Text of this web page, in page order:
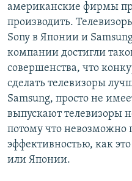
американские фирмы
производить.
Sony в Японии и
компании достигли
совершенства, что
сделать телевизоры
Samsung, просто не
выпускают телевизоры
потому что невозможно
эффективностью, как
или Японии.